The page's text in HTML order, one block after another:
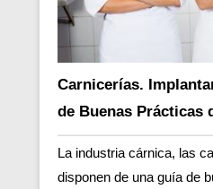
Carnicerías.
de Buenas Prácticas
La industria cárnica, las
disponen de una guía de